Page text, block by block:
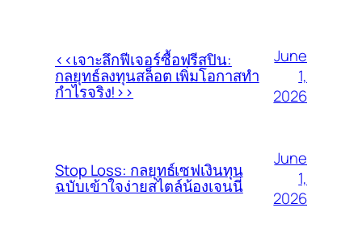
<<เจาะลึกฟีเจอร์ซื้อฟรีสปิน:
กลยุทธ์ลงทุนสล็อต เพิ่มโอกาสทำ
กำไรจริง!>>
June
1,
2026
Stop Loss: กลยุทธ์เซฟเงินทุน
ฉบับเข้าใจง่ายสไตล์น้องเจนนี่
June
1,
2026